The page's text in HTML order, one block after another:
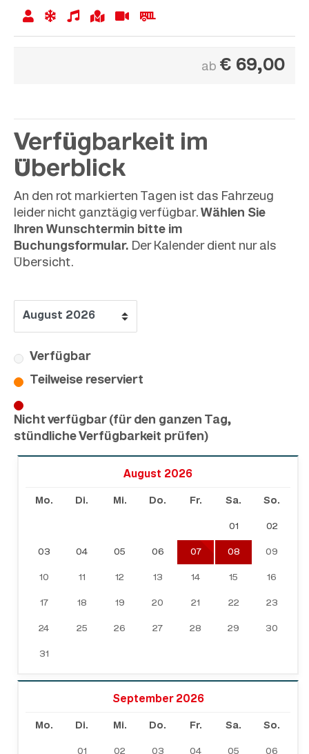
ab € 69,00
Verfügbarkeit im
Überblick
An den rot markierten Tagen ist das Fahrzeug
leider nicht ganztägig verfügbar. Wählen Sie
Ihren Wunschtermin bitte im
Buchungsformular. Der Kalender dient nur als
Übersicht.
Verfügbar
Teilweise reserviert
Nicht verfügbar (für den ganzen Tag,
stündliche Verfügbarkeit prüfen)
August 2026
Mo. Di. Mi. Do. Fr. Sa. So.
01 02
03 04 05 06 07 08 09
10 11 12 13 14 15 16
17 18 19 20 21 22 23
24 25 26 27 28 29 30
31
September 2026
Mo. Di. Mi. Do. Fr. Sa. So.
01 02 03 04 05 06